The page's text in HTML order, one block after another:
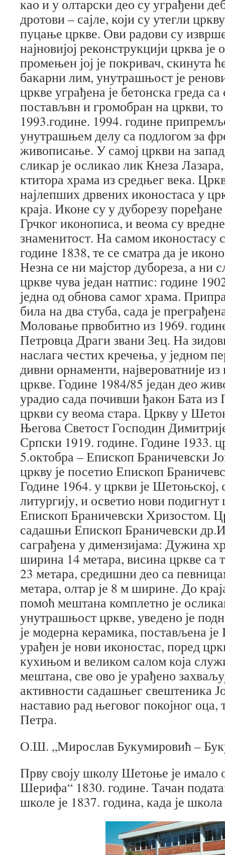
као и у олтарски део су уграђени
дротови – сајле, који су утегли
пуцање цркве. Ови радови су
најновијој реконструкцији црква
промењен јој је покривач, скинута
бакарни лим, унутрашњост је
цркве уграђена је бетонска греда
постављвн и громобран на цркви,
1993.године. 1994. године
унутрашњем делу са подлогом за
живописање. У самој цркви на
сликар је осликао лик Кнеза
ктитора храма из средњег века.
најлепших дрвених иконостаса у
краја. Иконе су у дуборезу
Грчког иконописа, и веома су
знаменитост. На самом иконостасу
године 1838, те се сматра да је
Незна се ни мајстор дубореза, а ни
цркве чува један натпис: године
једна од обнова самог храма.
била на два стуба, сада је
Моловање првобитно из 1969.
Петровца Драги звани Зец. На
наслага честих кречења, у једном
дивни орнаменти, највероватније
цркве. Године 1984/85 један део
урадио сада почивши ђакон Бата из
цркви су веома стара. Цркву у
Његова Светост Господин
Српски 1919. године. Године 1933.
5.октобра – Епископ Браничевски
цркву је посетио Епископ
Године 1964. у цркви је Шетоњској,
литургију, и осветио нови
Епископ Браничевски Хризостом.
садашњи Епископ Браничевски
саграђена у димензијама: Дужина
ширина 14 метара, висина цркве са
23 метара, средишни део са
метара, олтар је 8 м ширине. До
помоћ мештана комплетно је
унутрашњост цркве, уведено је
је модерна керамика, постављена
урађен је нови иконостас, поред
кухињом и великом салом која
мештана, све ово је урађено
активности садашњег свештеника
наставио рад његовог покојног оца,
Петра.
О.Ш. „Мирослав Букумировић –
Прву своју школу Шетоње је имало
Шерифа“ 1830. године. Тачан
школе је 1837. година, када је